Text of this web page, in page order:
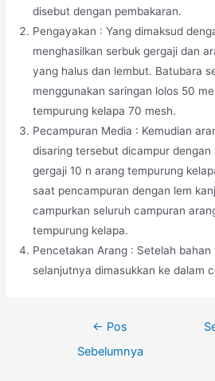
disebut dengan pembakaran.
Pengayakan : Yang dimaksud
menghasilkan serbuk gergaji dan
yang halus dan lembut. Batubara
menggunakan saringan lolos 50
tempurung kelapa 70 mesh.
Pecampuran Media : Kemudian
disaring tersebut dicampur dengan
gergaji 10 n arang tempurung
saat pencampuran dengan lem
campurkan seluruh campuran
tempurung kelapa.
Pencetakan Arang : Setelah
selanjutnya dimasukkan ke dalam
← Pos
Sebelumnya